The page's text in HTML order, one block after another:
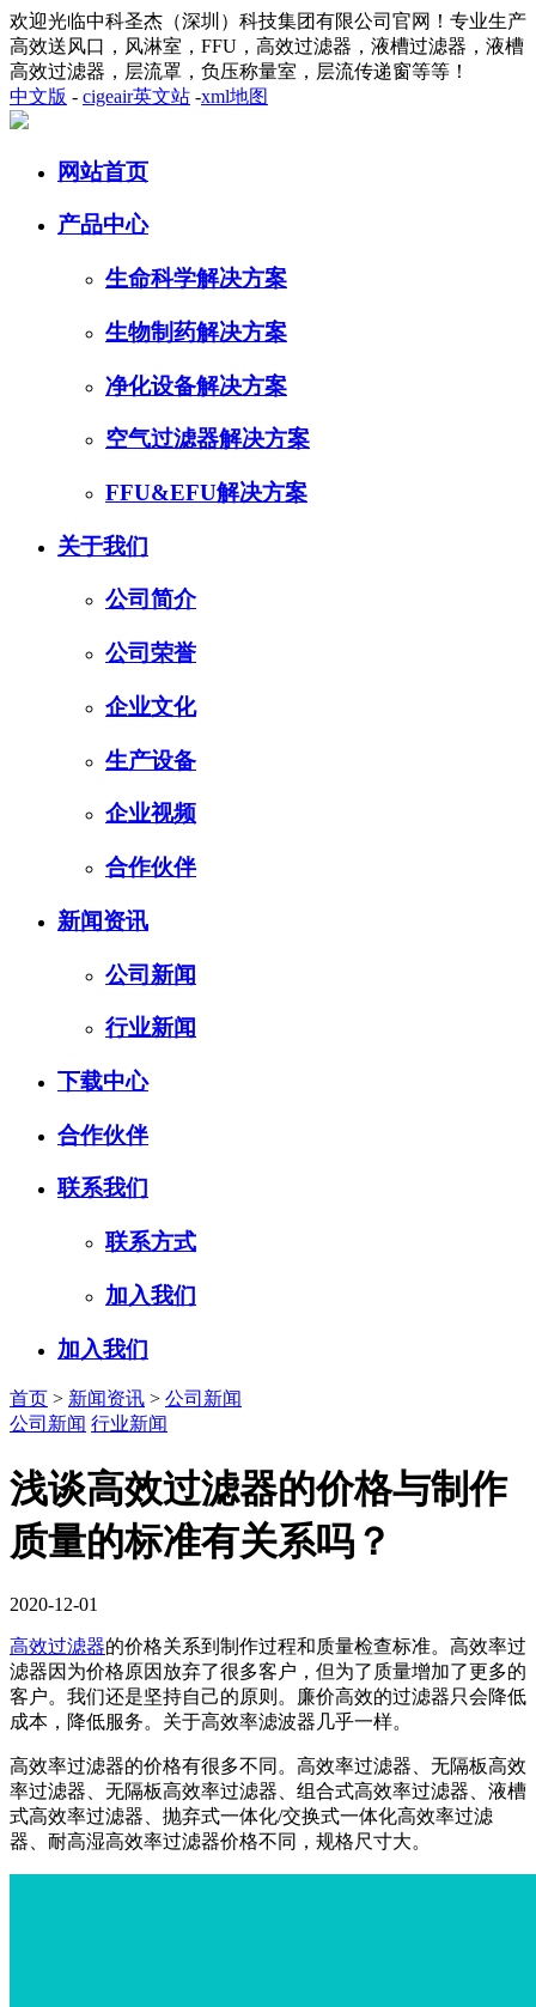
欢迎光临中科圣杰（深圳）科技集团有限公司官网！专业生产
高效送风口，风淋室，FFU，高效过滤器，液槽过滤器，液槽
高效过滤器，层流罩，负压称量室，层流传递窗等等！
中文版 - cigeair英文站 -xml地图
网站首页
产品中心
生命科学解决方案
生物制药解决方案
净化设备解决方案
空气过滤器解决方案
FFU&EFU解决方案
关于我们
公司简介
公司荣誉
企业文化
生产设备
企业视频
合作伙伴
新闻资讯
公司新闻
行业新闻
下载中心
合作伙伴
联系我们
联系方式
加入我们
加入我们
首页 > 新闻资讯 > 公司新闻
公司新闻 行业新闻
浅谈高效过滤器的价格与制作
质量的标准有关系吗？
2020-12-01
高效过滤器的价格关系到制作过程和质量检查标准。高效率过
滤器因为价格原因放弃了很多客户，但为了质量增加了更多的
客户。我们还是坚持自己的原则。廉价高效的过滤器只会降低
成本，降低服务。关于高效率滤波器几乎一样。
高效率过滤器的价格有很多不同。高效率过滤器、无隔板高效
率过滤器、无隔板高效率过滤器、组合式高效率过滤器、液槽
式高效率过滤器、抛弃式一体化/交换式一体化高效率过滤
器、耐高湿高效率过滤器价格不同，规格尺寸大。